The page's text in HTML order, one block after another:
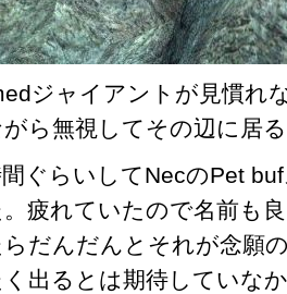
ジャイアントが見慣れ
ら無視してその辺に居
間ぐらいしてNecのPet
。疲れていたので名前も
だんだんとそれが念願
く出るとは期待していな